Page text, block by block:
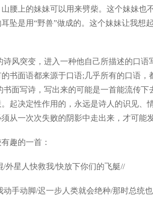
腰上的妹妹可以用来劈柴。这个妹妹
坠是用“野兽”做成的。这个妹妹让我
突变，进入一种他自己所描述的口语
面语都来源于口语;几乎所有的口语
面写诗，写出来的可能是一首能流传
起决定性作用的，永远是诗人的识见
从一次次失败的阴影中走出来，才可能
趣的一首：
星人快救我/快放下你们的飞艇//
动脚/迟一步人类就会绝种/那时总统